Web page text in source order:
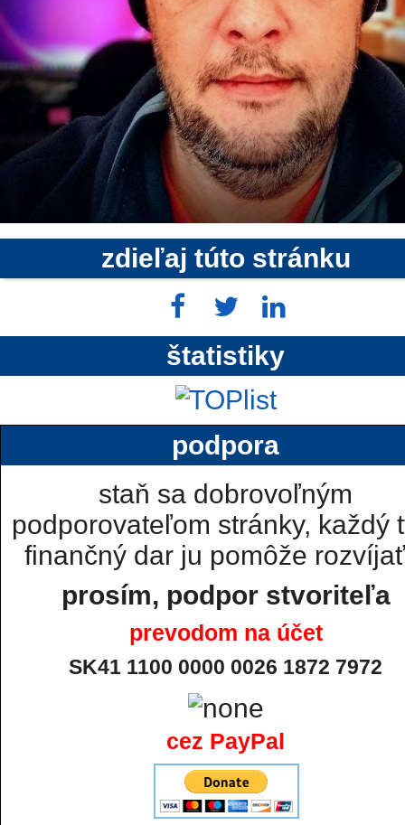
zdieľaj túto stránku
štatistiky
podpora
staň sa dobrovoľným
podporovateľom stránky, každý
finančný dar ju pomôže
prosím, podpor stvoriteľa
prevodom na účet
SK41 1100 0000 0026 1872 7972
cez PayPal